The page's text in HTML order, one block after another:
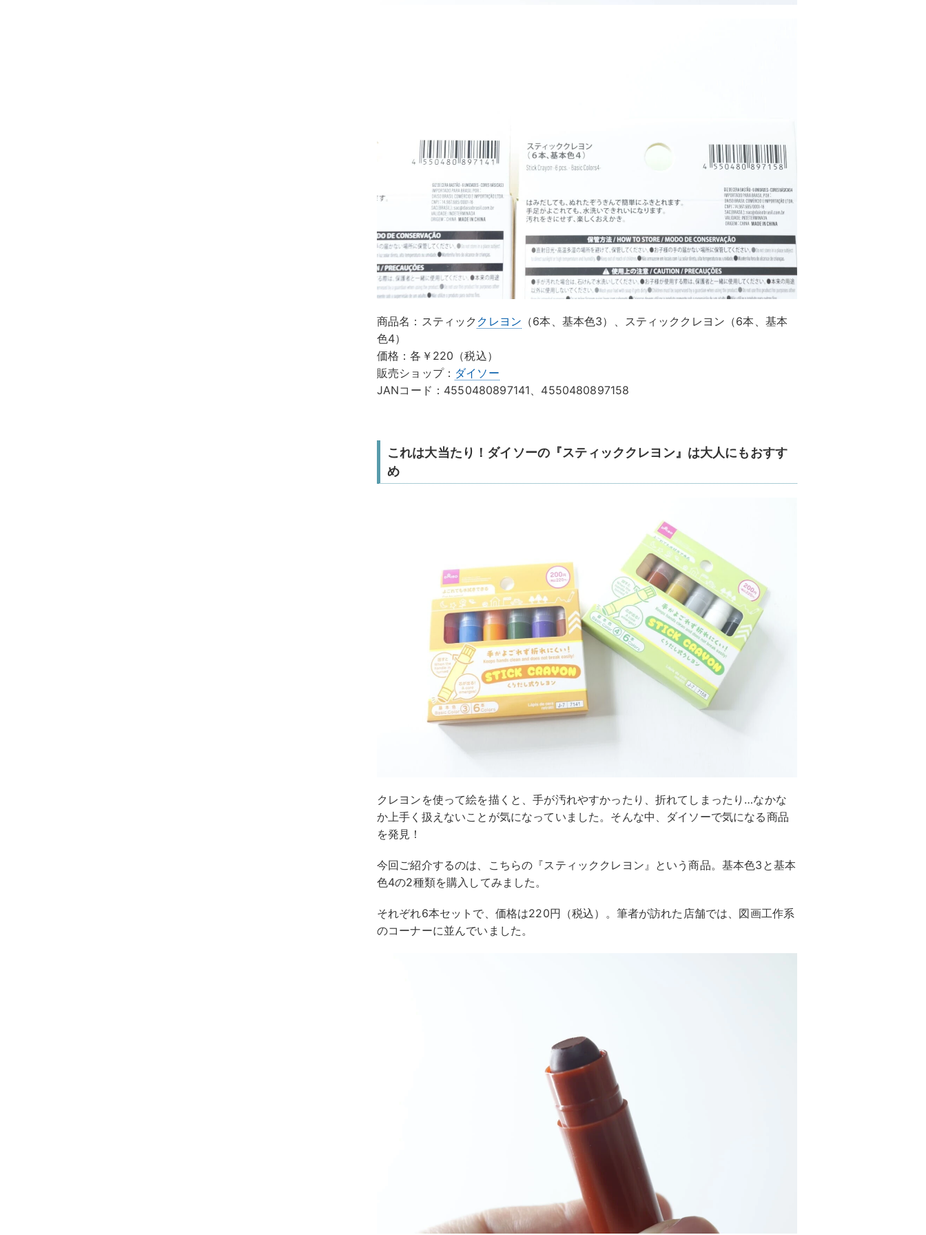
商品名：スティック クレヨン （6本、基本色3）、スティッククレヨン（6本、基本
色4）
価格：各￥220（税込）
販売ショップ： ダイソー
JANコード：4550480897141、4550480897158
これは大当たり！ダイソーの『スティッククレヨン』は大人にもおすす
め
クレヨンを使って絵を描くと、手が汚れやすかったり、折れてしまったり…なかな
か上手く扱えないことが気になっていました。そんな中、ダイソーで気になる商品
を発見！
今回ご紹介するのは、こちらの『スティッククレヨン』という商品。基本色3と基本
色4の2種類を購入してみました。
それぞれ6本セットで、価格は220円（税込）。筆者が訪れた店舗では、図画工作系
のコーナーに並んでいました。